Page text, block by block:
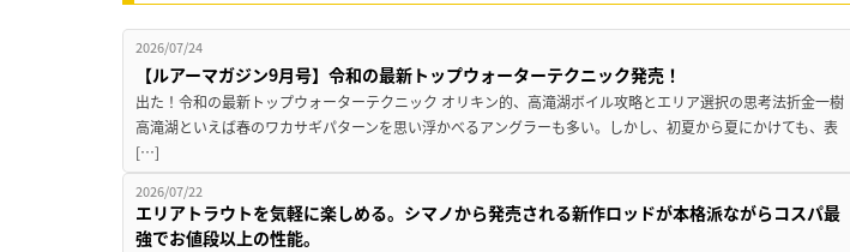
2026/07/24
【ルアーマガジン9月号】令和の最新トップウォーターテクニック発売！
出た！令和の最新トップウォーターテクニック オリキン的、高滝湖ボイル攻略とエリア選択の思考法折金一樹
高滝湖といえば春のワカサギパターンを思い浮かべるアングラーも多い。しかし、初夏から夏にかけても、表
[…]
2026/07/22
エリアトラウトを気軽に楽しめる。シマノから発売される新作ロッドが本格派ながらコスパ最
強でお値段以上の性能。